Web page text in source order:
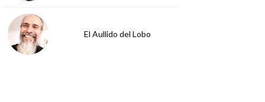
El Aullido del Lobo